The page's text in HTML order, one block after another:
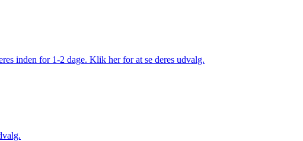
inden for 1-2 dage. Klik her for at se deres udvalg.